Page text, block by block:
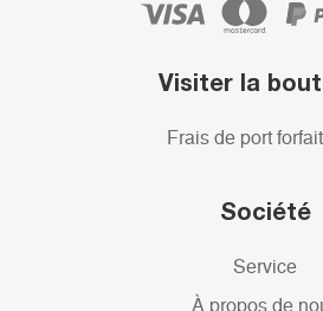
Visiter la
Frais de port
Société
Service
À propos de